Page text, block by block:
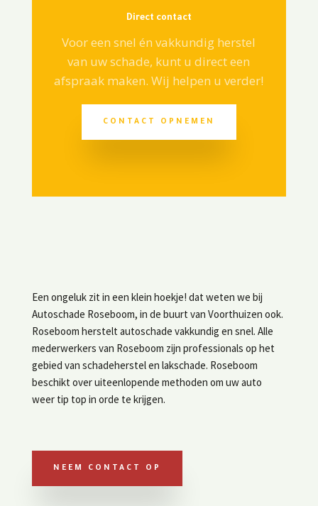
Direct contact
Voor een snel én vakkundig herstel
van uw schade, kunt u direct een
afspraak maken. Wij helpen u verder!
CONTACT OPNEMEN
Een ongeluk zit in een klein hoekje! dat weten we bij
Autoschade Roseboom, in de buurt van Voorthuizen ook.
Roseboom herstelt autoschade vakkundig en snel. Alle
mederwerkers van Roseboom zijn professionals op het
gebied van schadeherstel en lakschade. Roseboom
beschikt over uiteenlopende methoden om uw auto
weer tip top in orde te krijgen.
NEEM CONTACT OP